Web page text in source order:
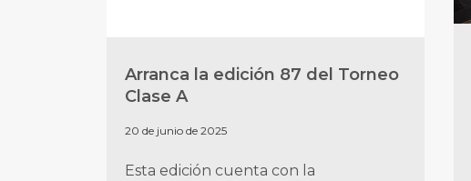
Arranca la edición 87 del Torneo
Clase A
20 de junio de 2025
Esta edición cuenta con la